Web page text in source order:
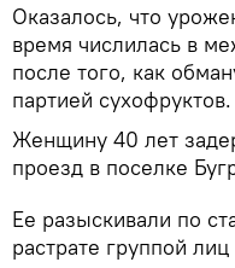
Оказалось, что
время числилась в
после того, как
партией сухофруктов.
Женщину 40 лет
проезд в поселке
Ее разыскивали по
растрате группой